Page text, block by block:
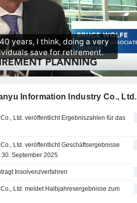
Information Industry Co., Ltd.
Ltd. veröffentlicht Ergebniszahlen für das
Ltd. veröffentlicht Geschäftsergebnisse
September 2025
Insolvenzverfahren
Ltd. meldet Halbjahresergebnisse zum